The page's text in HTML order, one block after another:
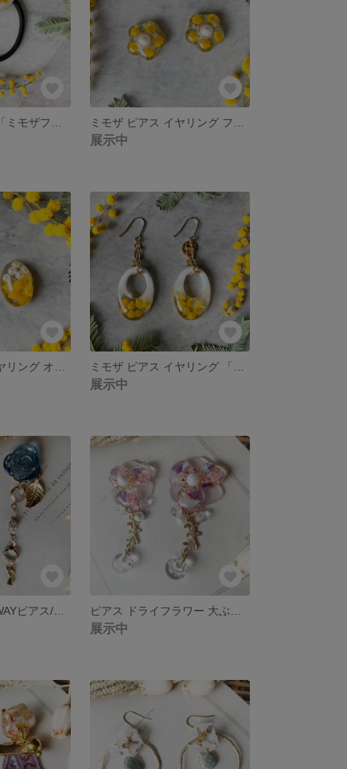
展示中
展示中
展示中